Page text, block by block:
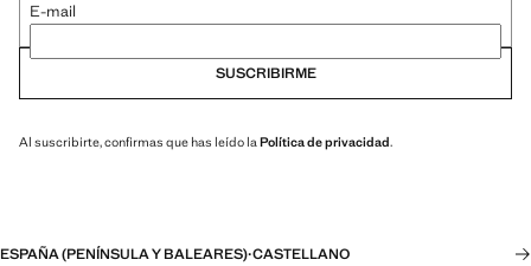
E-mail
SUSCRIBIRME
Al suscribirte, confirmas que has leído laPolítica de privacidad.
ESPAÑA (PENÍNSULA Y BALEARES)·CASTELLANO